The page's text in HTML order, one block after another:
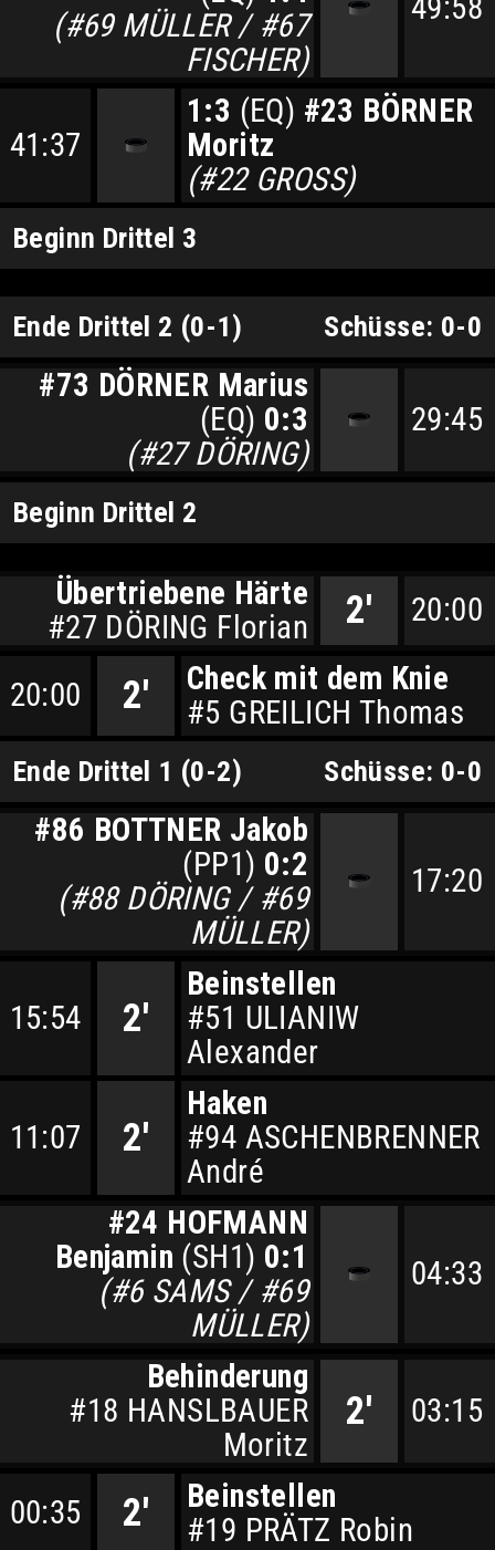
49:58
(#69 MÜLLER / #67
FISCHER)
41:37
1:3 (EQ) #23 BÖRNER
Moritz
(#22 GROSS)
Beginn Drittel 3
Ende Drittel 2 (0-1) Schüsse: 0-0
29:45
#73 DÖRNER Marius
(EQ) 0:3
(#27 DÖRING)
Beginn Drittel 2
20:00
2'
Übertriebene Härte
#27 DÖRING Florian
20:00
2'
Check mit dem Knie
#5 GREILICH Thomas
Ende Drittel 1 (0-2) Schüsse: 0-0
17:20
#86 BOTTNER Jakob
(PP1) 0:2
(#88 DÖRING / #69
MÜLLER)
15:54 2'
Beinstellen
#51 ULIANIW
Alexander
11:07 2'
Haken
#94 ASCHENBRENNER
André
04:33
#24 HOFMANN
Benjamin (SH1) 0:1
(#6 SAMS / #69
MÜLLER)
03:15
2'
Behinderung
#18 HANSLBAUER
Moritz
00:35
2'
Beinstellen
#19 PRÄTZ Robin